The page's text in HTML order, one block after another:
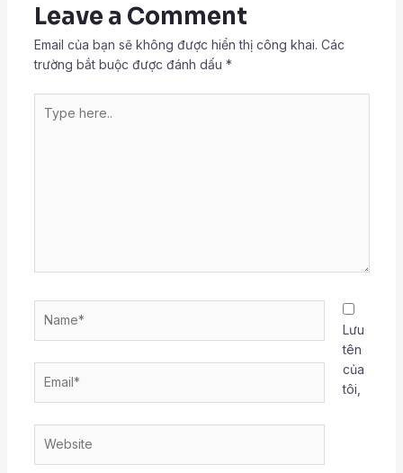
Leave a Comment
Email của bạn sẽ không được hiển thị công khai. Các
trường bắt buộc được đánh dấu *
here..
Lưu
tên
của
tôi,